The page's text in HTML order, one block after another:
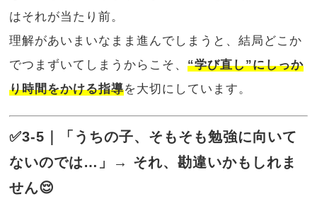
はそれが当たり前。
理解があいまいなまま進んでしまうと、結局どこか
でつまずいてしまうからこそ、“学び直し”にしっか
り時間をかける指導を大切にしています。
✅3-5｜「うちの子、そもそも勉強に向いて
ないのでは…」→ それ、勘違いかもしれま
せん😌